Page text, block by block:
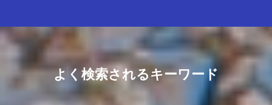
よく検索されるキーワード